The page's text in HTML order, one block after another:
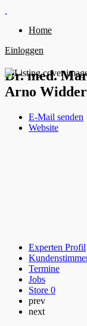
Home
Einloggen
Dr. med.
Arno
E-Mail senden
Website
Experten Profil
Termine
Jobs
Store 0
prev
next